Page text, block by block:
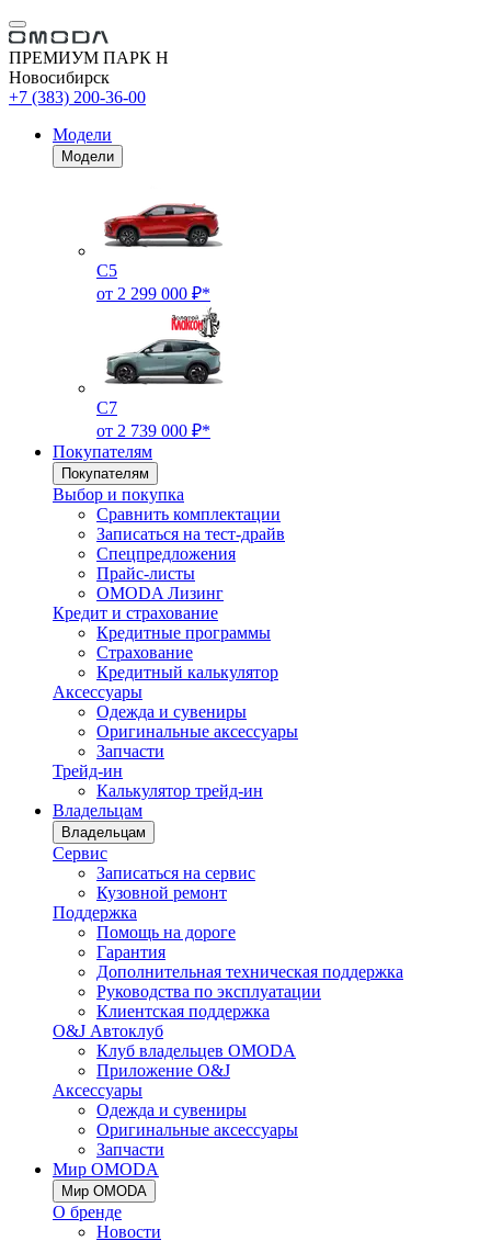
ПРЕМИУМ ПАРК Н
Новосибирск
+7 (383) 200-36-00
Модели
Модели
C5
от 2 299 000 ₽*
C7
от 2 739 000 ₽*
Покупателям
Покупателям
Выбор и покупка
Сравнить комплектации
Записаться на тест-драйв
Cпецпредложения
Прайс-листы
OMODA Лизинг
Кредит и страхование
Кредитные программы
Страхование
Кредитный калькулятор
Аксессуары
Одежда и сувениры
Оригинальные аксессуары
Запчасти
Трейд-ин
Калькулятор трейд-ин
Владельцам
Владельцам
Сервис
Записаться на сервис
Кузовной ремонт
Поддержка
Помощь на дороге
Гарантия
Дополнительная техническая поддержка
Руководства по эксплуатации
Клиентская поддержка
O&J Автоклуб
Клуб владельцев OMODA
Приложение O&J
Аксессуары
Одежда и сувениры
Оригинальные аксессуары
Запчасти
Мир OMODA
Мир OMODA
О бренде
Новости